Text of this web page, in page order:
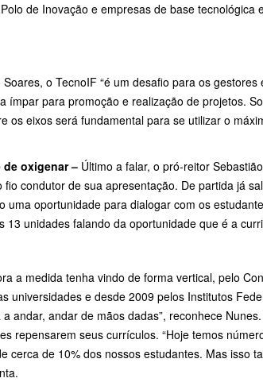
de Inovação e empresas de base
o TecnoIF “é um desafio para os
ímpar para promoção e realização de projetos.
os eixos será fundamental para se utilizar o
oxigenar – Último a falar, o pró-reitor
fio condutor de sua apresentação. De partida já
uma oportunidade para dialogar com os
13 unidades falando da oportunidade que é a
a medida tenha vindo de forma vertical, pelo
universidades e desde 2009 pelos Institutos
andar, andar de mãos dadas”, reconhece
repensarem seus currículos. “Hoje temos
cerca de 10% dos nossos estudantes. Mas isso